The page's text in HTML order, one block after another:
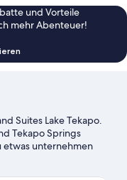
und Vorteile
mehr Abenteuer!
Suites Lake Tekapo.
Tekapo Springs
etwas unternehmen
der Region